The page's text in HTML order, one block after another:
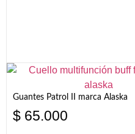
Guantes Patrol II marca Alaska
$ 65.000